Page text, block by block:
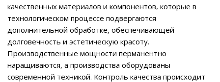
качественных материалов и компонентов, которые в
технологическом процессе подвергаются
дополнительной обработке, обеспечивающей
долговечность и эстетическую красоту.
Производственные мощности перманентно
наращиваются, а производства оборудованы
современной техникой. Контроль качества происходит